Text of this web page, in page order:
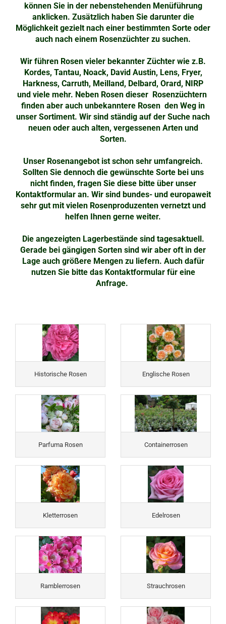
können Sie in der nebenstehenden Menüführung
anklicken. Zusätzlich haben Sie darunter die
Möglichkeit gezielt nach einer bestimmten Sorte oder
auch nach einem Rosenzüchter zu suchen.
Wir führen Rosen vieler bekannter Züchter wie z.B.
Kordes, Tantau, Noack, David Austin, Lens, Fryer,
Harkness, Carruth, Meilland, Delbard, Orard, NIRP
und viele mehr. Neben Rosen dieser Rosenzüchtern
finden aber auch unbekanntere Rosen den Weg in
unser Sortiment. Wir sind ständig auf der Suche nach
neuen oder auch alten, vergessenen Arten und
Sorten.
Unser Rosenangebot ist schon sehr umfangreich.
Sollten Sie dennoch die gewünschte Sorte bei uns
nicht finden, fragen Sie diese bitte über unser
Kontaktformular an. Wir sind bundes- und europaweit
sehr gut mit vielen Rosenproduzenten vernetzt und
helfen Ihnen gerne weiter.
Die angezeigten Lagerbestände sind tagesaktuell.
Gerade bei gängigen Sorten sind wir aber oft in der
Lage auch größere Mengen zu liefern. Auch dafür
nutzen Sie bitte das Kontaktformular für eine
Anfrage.
Historische Rosen Englische Rosen
Parfuma Rosen Containerrosen
Kletterrosen Edelrosen
Ramblerrosen Strauchrosen